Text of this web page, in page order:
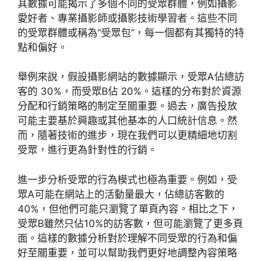
其數據可能揭示了多個不同的受眾群體，例如攝影
愛好者、專業攝影師或攝影技術學習者。這些不同
的受眾群體或稱為“受眾包”，每一個都有其獨特的特
點和偏好。
舉例來說，假設攝影網站的數據顯示，受眾A佔總訪
客的 30%，而受眾B佔 20%。這樣的分布對於資源
分配和行銷策略的制定至關重要。過去，廣告投放
可能主要基於興趣或其他基本的人口統計信息。然
而，隨著技術的進步，現在我們可以更精細地切割
受眾，進行更為針對性的行銷。
進一步分析受眾的行為模式也極為重要。例如，受
眾A可能在網站上的活動量最大，佔總訪客數的
40%，但他們可能只瀏覽了單頁內容。相比之下，
受眾B雖然只佔10%的訪客數，但可能瀏覽了更多頁
面。這樣的數據分析對於理解不同受眾的行為和偏
好至關重要，並可以幫助我們更好地調整內容策略